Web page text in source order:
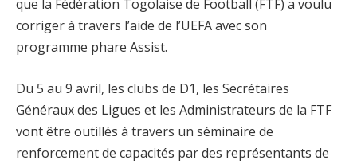
que la Fédération Togolaise de Football (FTF) a voulu
corriger à travers l’aide de l’UEFA avec son
programme phare Assist.
Du 5 au 9 avril, les clubs de D1, les Secrétaires
Généraux des Ligues et les Administrateurs de la FTF
vont être outillés à travers un séminaire de
renforcement de capacités par des représentants de